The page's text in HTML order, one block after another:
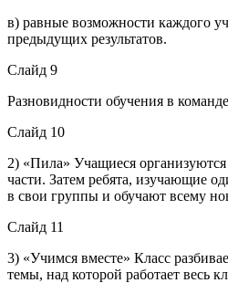
в) равные возможности каждого
предыдущих результатов.
Слайд 9
Разновидности обучения в
Слайд 10
2) «Пила» Учащиеся
части. Затем ребята, изучающие
в свои группы и обучают всему
Слайд 11
3) «Учимся вместе» Класс
темы, над которой работает весь